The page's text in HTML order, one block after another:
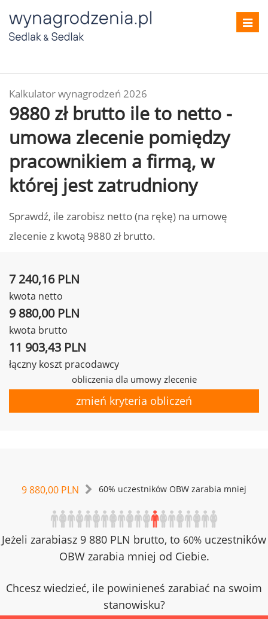
Kalkulator wynagrodzeń 2026
9880 zł brutto ile to netto -
umowa zlecenie pomiędzy
pracownikiem a firmą, w
której jest zatrudniony
Sprawdź, ile zarobisz netto (na rękę) na umowę
zlecenie z kwotą 9880 zł brutto.
7 240,16 PLN
kwota netto
9 880,00 PLN
kwota brutto
11 903,43 PLN
łączny koszt pracodawcy
obliczenia dla umowy zlecenie
zmień kryteria obliczeń
9 880,00 PLN 60% uczestników OBW zarabia mniej
Jeżeli zarabiasz 9 880 PLN brutto, to 60% uczestników
OBW zarabia mniej od Ciebie.
Chcesz wiedzieć, ile powinieneś zarabiać na swoim
stanowisku?